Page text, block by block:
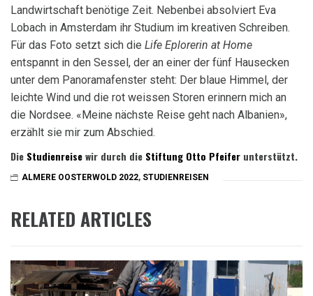
Landwirtschaft benötige Zeit. Nebenbei absolviert Eva
Lobach in Amsterdam ihr Studium im kreativen Schreiben.
Für das Foto setzt sich die Life Eplorerin at Home
entspannt in den Sessel, der an einer der fünf Hausecken
unter dem Panoramafenster steht: Der blaue Himmel, der
leichte Wind und die rot weissen Storen erinnern mich an
die Nordsee. «Meine nächste Reise geht nach Albanien»,
erzählt sie mir zum Abschied.
Die Studienreisewir durch die Stiftung Otto Pfeifer unterstützt.
ALMERE OOSTERWOLD 2022, STUDIENREISEN
RELATED ARTICLES